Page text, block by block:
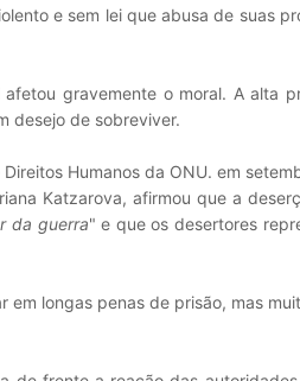
e sem lei que abusa de suas
gravemente o moral. A alta
desejo de sobreviver.
Humanos da ONU. em
Katzarova, afirmou que a
da guerra" e que os desertores
em longas penas de prisão, mas